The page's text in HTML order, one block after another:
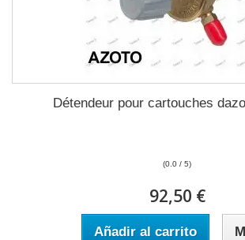
Détendeur pour cartouches
(0.0 / 5)
92,50 €
Añadir al carrito